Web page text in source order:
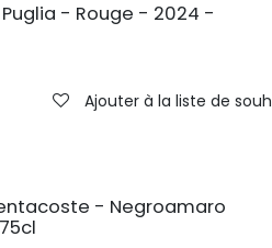
- Rouge - 2024 -
Ajouter à la liste de
- Negroamaro